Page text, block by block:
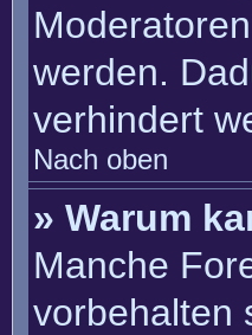
werden.
verhindert
Nach oben
» Warum
Manche
vorbehalten